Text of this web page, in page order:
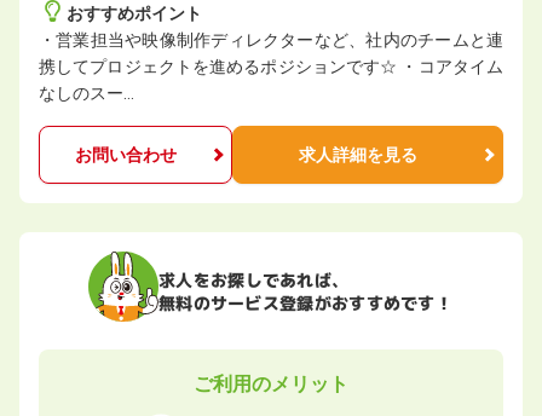
おすすめポイント
・営業担当や映像制作ディレクターなど、社内のチームと連
携してプロジェクトを進めるポジションです☆ ・コアタイム
なしのスー…
お問い合わせ 求人詳細を見る
求人をお探しであれば、
無料のサービス登録がおすすめです！
ご利用のメリット